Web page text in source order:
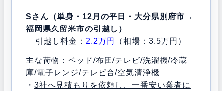
Sさん（単身・12月の平日・大分県別府市→
福岡県久留米市の引越し）
引越し料金： 2.2万円 （相場：3.5万円）
主な荷物：ベッド/布団/テレビ/洗濯機/冷蔵
庫/電子レンジ/テレビ台/空気清浄機
・ 3社へ見積もりを依頼し、一番安い業者に